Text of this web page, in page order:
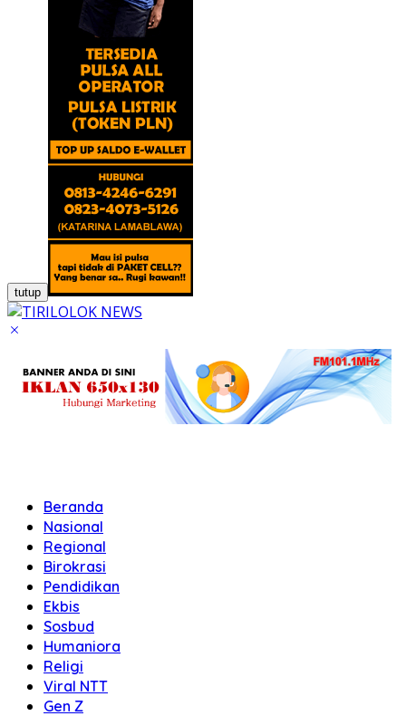
tutup
Beranda
Nasional
Regional
Birokrasi
Pendidikan
Ekbis
Sosbud
Humaniora
Religi
Viral NTT
Gen Z